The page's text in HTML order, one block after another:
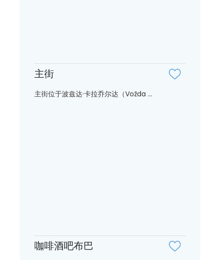
主街
主街位于波兹达·卡拉乔尔达（Vožda ...
咖啡酒吧布巴